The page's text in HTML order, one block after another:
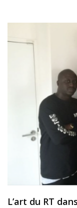
L’art du RT